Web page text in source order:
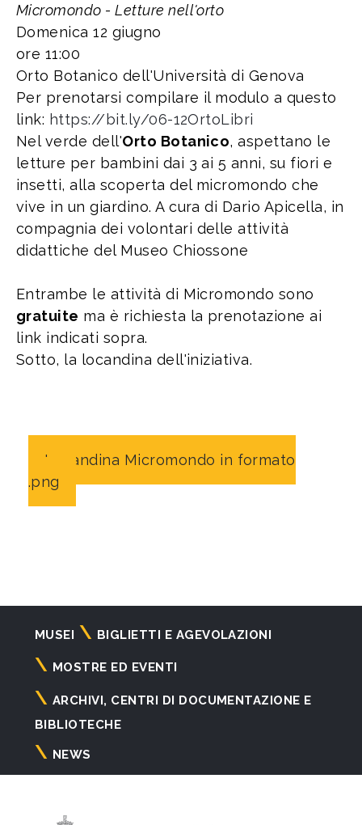
Micromondo - Letture nell'orto
Domenica 12 giugno
ore 11:00
Orto Botanico dell'Università di Genova
Per prenotarsi compilare il modulo a questo
link: https://bit.ly/06-12OrtoLibri
Nel verde dell'Orto Botanico, aspettano le
letture per bambini dai 3 ai 5 anni, su fiori e
insetti, alla scoperta del micromondo che
vive in un giardino. A cura di Dario Apicella, in
compagnia dei volontari delle attività
didattiche del Museo Chiossone
Entrambe le attività di Micromondo sono
gratuite ma è richiesta la prenotazione ai
link indicati sopra.
Sotto, la locandina dell'iniziativa.
Locandina Micromondo in formato
.png
Navigazione
principale
MUSEI BIGLIETTI E AGEVOLAZIONI
MOSTRE ED EVENTI
ARCHIVI, CENTRI DI DOCUMENTAZIONE E
BIBLIOTECHE
NEWS